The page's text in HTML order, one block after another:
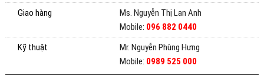
Giao hàng
Ms. Nguyễn Thị Lan Anh
Mobile: 096 882 0440
Kỹ thuật
Mr. Nguyễn Phùng Hưng
Mobile: 0989 525 000